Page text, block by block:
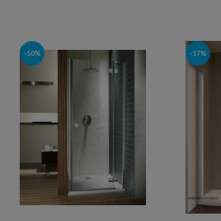
-50% -17%